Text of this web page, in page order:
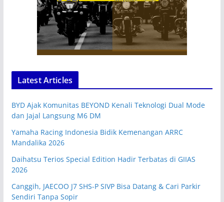
Latest Articles
BYD Ajak Komunitas BEYOND Kenali Teknologi Dual Mode
dan Jajal Langsung M6 DM
Yamaha Racing Indonesia Bidik Kemenangan ARRC
Mandalika 2026
Daihatsu Terios Special Edition Hadir Terbatas di GIIAS
2026
Canggih, JAECOO J7 SHS-P SIVP Bisa Datang & Cari Parkir
Sendiri Tanpa Sopir